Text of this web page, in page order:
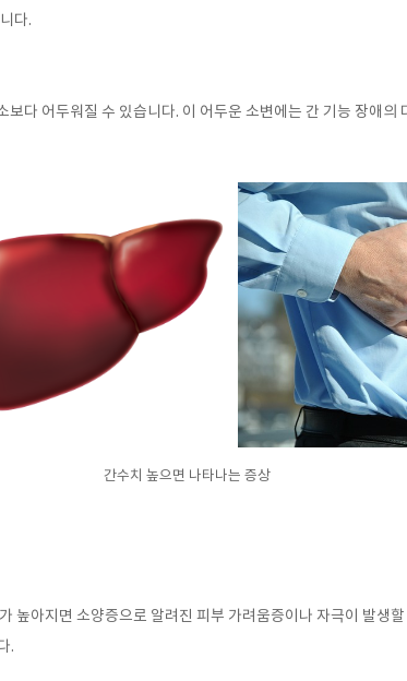
다.
보다 어두워질 수 있습니다. 이 어두운 소변에는 간 기능 장애의
간수치 높으면 나타나는 증상
높아지면 소양증으로 알려진 피부 가려움증이나 자극이 발생
.